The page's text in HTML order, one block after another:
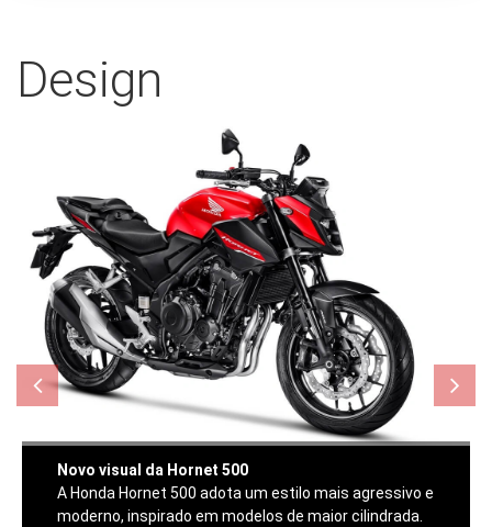
Design
Novo visual da Hornet 500
A Honda Hornet 500 adota um estilo mais agressivo e
moderno, inspirado em modelos de maior cilindrada.